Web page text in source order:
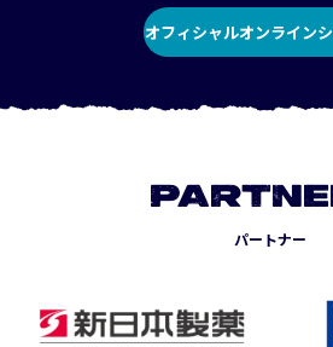
オフィシャルオンライン
パートナー